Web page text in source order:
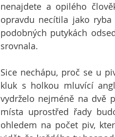
nenajdete a opilého
opravdu necítila jako
podobných putykách
srovnala.
Sice nechápu, proč se u
kluk s holkou mluvící
vydrželo nejméně na dvě
místa uprostřed řady
ohledem na počet piv,